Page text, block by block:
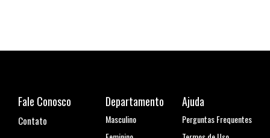
Fale Conosco
Contato
Departamento
Masculino
Ajuda
Perguntas Frequentes